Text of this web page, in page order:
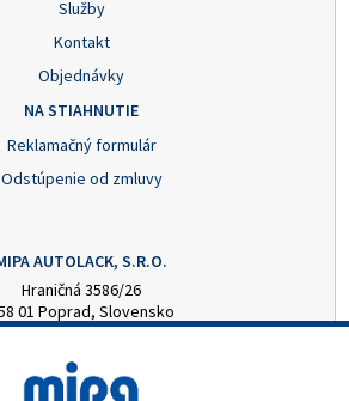
Služby
Kontakt
Objednávky
NA STIAHNUTIE
Reklamačný formulár
Odstúpenie od zmluvy
AUTOLACK, S.R.O.
Hraničná 3586/26
01 Poprad, Slovensko
mipa@autolack.sk